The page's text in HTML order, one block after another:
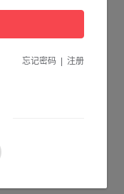
忘记密码 注册